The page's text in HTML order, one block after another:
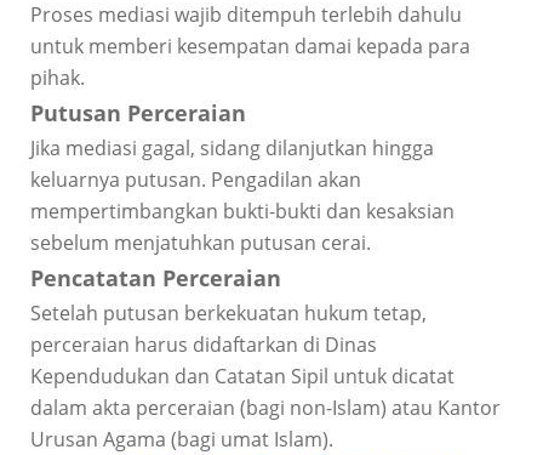
Proses mediasi wajib ditempuh terlebih dahulu
untuk memberi kesempatan damai kepada para
pihak.
Putusan Perceraian
Jika mediasi gagal, sidang dilanjutkan hingga
keluarnya putusan. Pengadilan akan
mempertimbangkan bukti-bukti dan kesaksian
sebelum menjatuhkan putusan cerai.
Pencatatan Perceraian
Setelah putusan berkekuatan hukum tetap,
perceraian harus didaftarkan di Dinas
Kependudukan dan Catatan Sipil untuk dicatat
dalam akta perceraian (bagi non-Islam) atau Kantor
Urusan Agama (bagi umat Islam).